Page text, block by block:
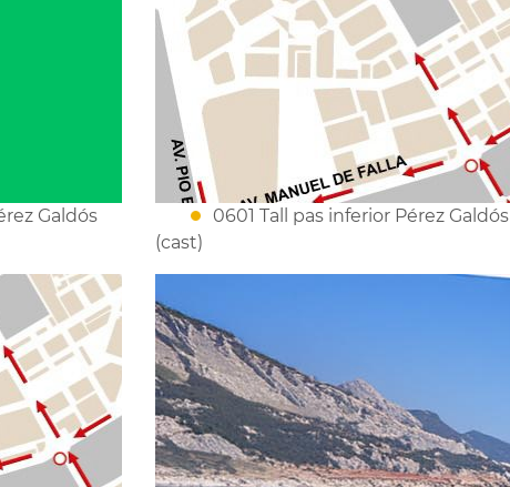
Galdós
0601 Tall pas inferior Pérez Galdós
(cast)